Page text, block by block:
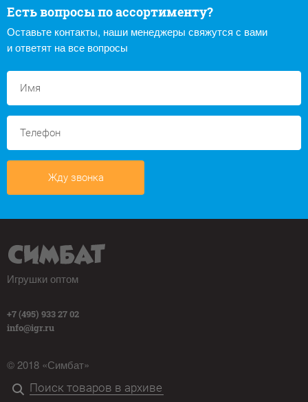
Есть вопросы по ассортименту?
Оставьте контакты, наши менеджеры свяжутся с вами
и ответят на все вопросы
Жду звонка
Игрушки оптом
+7 (495) 933 27 02
info@igr.ru
© 2018 «Симбат»